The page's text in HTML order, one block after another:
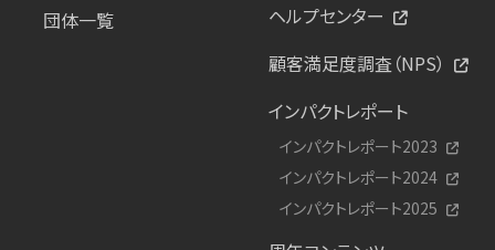
団体一覧
ヘルプセンター
顧客満足度調査（NPS）
インパクトレポート
インパクトレポート2023
インパクトレポート2024
インパクトレポート2025